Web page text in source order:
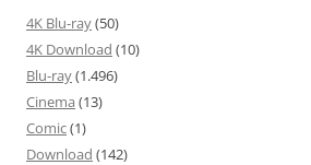
4K Blu-ray(50)
4K Download (10)
Blu-ray(1.496)
Cinema (13)
Comic(1)
Download (142)